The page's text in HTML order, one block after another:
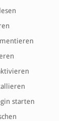
starten